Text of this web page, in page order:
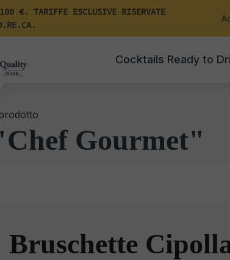
€. TARIFFE ESCLUSIVE RISERVATE
Cocktails Ready to
Gourmet"
Bruschette